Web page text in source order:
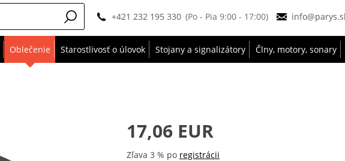
+421 232 195 330 (Po - Pia 9:00 - 17:00)
Oblečenie Starostlivosť o úlovok Stojany a signalizátory Člny, motory, sonary
17,06 EUR
Zľava 3 % po registrácii